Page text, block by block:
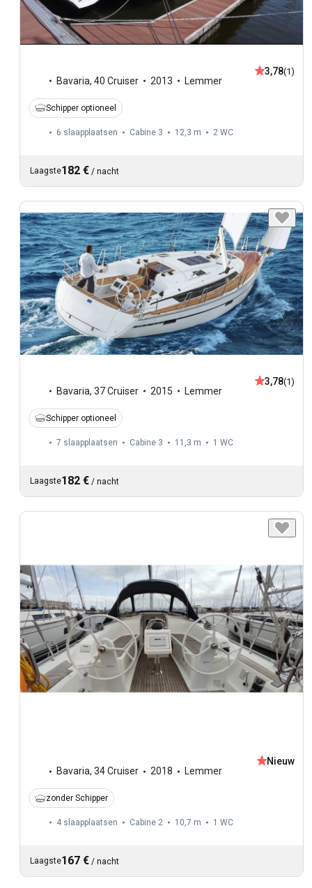
Bavaria, 40 Cruiser 2013 Lemmer
3,78(1)
Schipper optioneel
6 slaapplaatsen Cabine 3 12,3 m 2 WC
Laagste182 € / nacht
Bavaria, 37 Cruiser 2015 Lemmer
3,78(1)
Schipper optioneel
7 slaapplaatsen Cabine 3 11,3 m 1 WC
Laagste182 € / nacht
Bavaria, 34 Cruiser 2018 Lemmer
Nieuw
zonder Schipper
4 slaapplaatsen Cabine 2 10,7 m 1 WC
Laagste167 € / nacht